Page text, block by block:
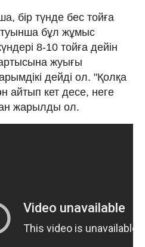
бір түнде бес тойға
бұл жұмыс
8-10 тойға дейін
жуығы
дейді ол. "Қолқа
айтып кет десе, неге
жарылды ол.